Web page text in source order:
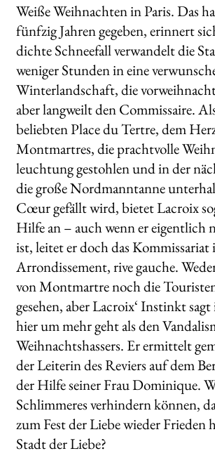
Weiße Weihnachten in Paris. Das
fünfzig Jahren gegeben, erinnert
dichte Schneefall verwandelt die
weniger Stunden in eine
Winterlandschaft, die
aber langweilt den Commissaire.
beliebten Place du Tertre, dem
Montmartres, die prachtvolle
leuchtung gestohlen und in der
die große Nordmanntanne
Cœur gefällt wird, bietet Lacroix
Hilfe an – auch wenn er eigentlich
ist, leitet er doch das
Arrondissement, rive gauche.
von Montmartre noch die
gesehen, aber Lacroix‘ Instinkt sagt
hier um mehr geht als den
Weihnachtshassers. Er ermittelt
der Leiterin des Reviers auf dem
der Hilfe seiner Frau Dominique.
Schlimmeres verhindern können,
zum Fest der Liebe wieder Frieden
Stadt der Liebe?